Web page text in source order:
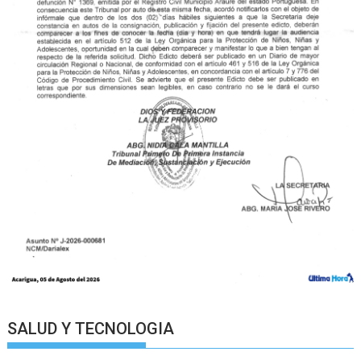
SALUD Y TECNOLOGIA